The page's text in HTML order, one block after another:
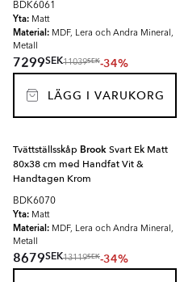
BDK6061
Yta: Matt
Material: MDF, Lera och Andra Mineral,
Metall
7299SEK11039SEK-34%
LÄGG I VARUKORG
Tvättställsskåp BrookSvart Ek Matt
80x38 cm med Handfat Vit &
Handtagen Krom
BDK6070
Yta: Matt
Material: MDF, Lera och Andra Mineral,
Metall
8679SEK13119SEK-34%